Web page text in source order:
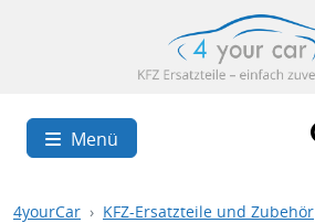
Menü
4yourCar KFZ-Ersatzteile und Zubehör